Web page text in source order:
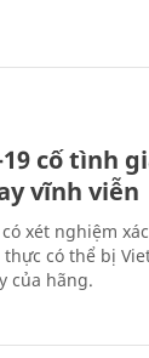
cố tình
vĩnh viễn
xét nghiệm
có thể bị
của hãng.